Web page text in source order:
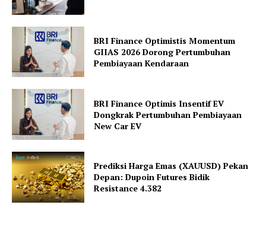
BRI Finance Optimistis Momentum
GIIAS 2026 Dorong Pertumbuhan
Pembiayaan Kendaraan
BRI Finance Optimis Insentif EV
Dongkrak Pertumbuhan Pembiayaan
New Car EV
Prediksi Harga Emas (XAUUSD) Pekan
Depan: Dupoin Futures Bidik
Resistance 4.382